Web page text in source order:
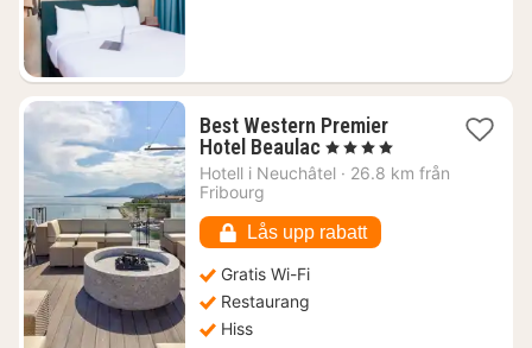
Best Western Premier
Hotel Beaulac1
natt
kr.
, 4 Stjärnor
Hotell i Neuchâtel · 26.8 km från
Fribourg
Lås upp rabatt
Gratis Wi-Fi
Restaurang
Hiss